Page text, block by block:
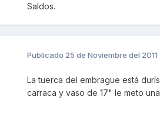
Saldos.
Publicado 25 de Noviembre del 2011
La tuerca del embrague está
carraca y vaso de 17" le meto